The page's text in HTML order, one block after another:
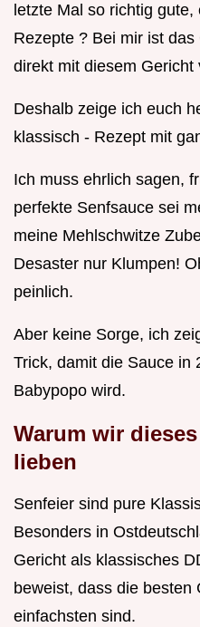
letzte Mal so richtig
Rezepte ? Bei mir ist
direkt mit diesem Gericht
Deshalb zeige ich euch
klassisch - Rezept mit
Ich muss ehrlich sagen,
perfekte Senfsauce sei
meine Mehlschwitze
Desaster nur Klumpen!
peinlich.
Aber keine Sorge, ich
Trick, damit die Sauce in
Babypopo wird.
Warum wir dieses
lieben
Senfeier sind pure
Besonders in
Gericht als klassisches
beweist, dass die besten
einfachsten sind.